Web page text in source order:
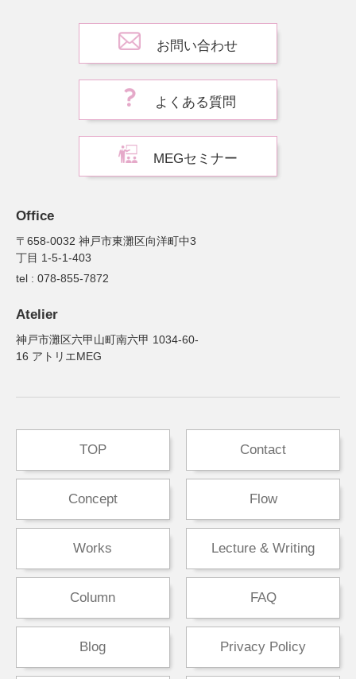
お問い合わせ
よくある質問
MEGセミナー
Office
〒658-0032 神戸市東灘区向洋町中3
丁目 1-5-1-403
tel : 078-855-7872
Atelier
神戸市灘区六甲山町南六甲 1034-60-
16 アトリエMEG
TOP
Concept
Works
Column
Blog
Contact
Flow
Lecture & Writing
FAQ
Privacy Policy